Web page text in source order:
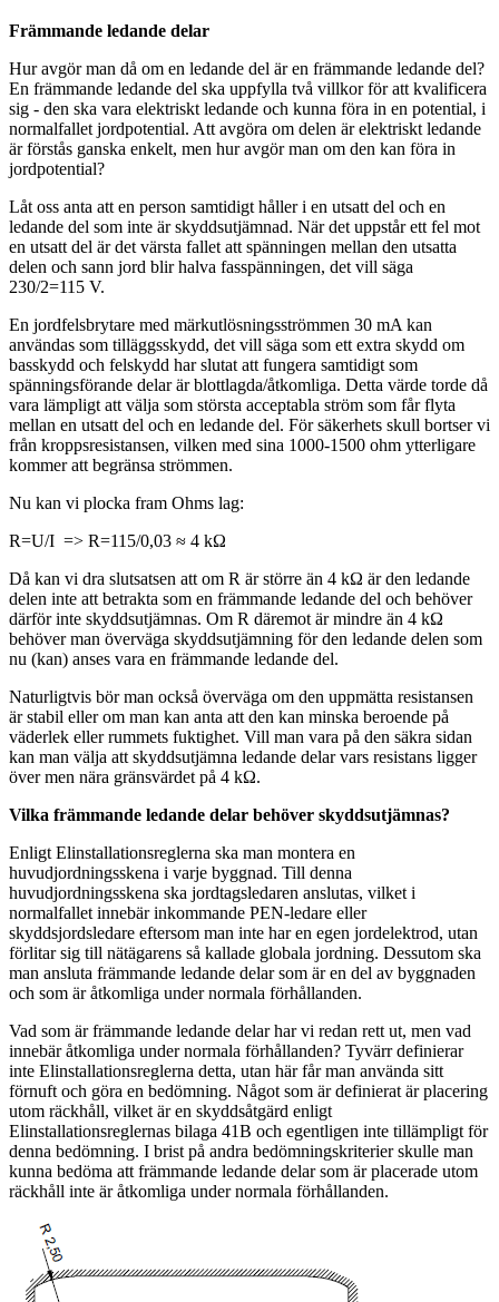
Främmande ledande delar
Hur avgör man då om en ledande del är en främmande ledande del?
En främmande ledande del ska uppfylla två villkor för att kvalificera
sig - den ska vara elektriskt ledande och kunna föra in en potential, i
normalfallet jordpotential. Att avgöra om delen är elektriskt ledande
är förstås ganska enkelt, men hur avgör man om den kan föra in
jordpotential?
Låt oss anta att en person samtidigt håller i en utsatt del och en
ledande del som inte är skyddsutjämnad. När det uppstår ett fel mot
en utsatt del är det värsta fallet att spänningen mellan den utsatta
delen och sann jord blir halva fasspänningen, det vill säga
230/2=115 V.
En jordfelsbrytare med märkutlösningsströmmen 30 mA kan
användas som tilläggsskydd, det vill säga som ett extra skydd om
basskydd och felskydd har slutat att fungera samtidigt som
spänningsförande delar är blottlagda/åtkomliga. Detta värde torde då
vara lämpligt att välja som största acceptabla ström som får flyta
mellan en utsatt del och en ledande del. För säkerhets skull bortser vi
från kroppsresistansen, vilken med sina 1000-1500 ohm ytterligare
kommer att begränsa strömmen.
Nu kan vi plocka fram Ohms lag:
R=U/I => R=115/0,03 ≈ 4 kΩ
Då kan vi dra slutsatsen att om R är större än 4 kΩ är den ledande
delen inte att betrakta som en främmande ledande del och behöver
därför inte skyddsutjämnas. Om R däremot är mindre än 4 kΩ
behöver man överväga skyddsutjämning för den ledande delen som
nu (kan) anses vara en främmande ledande del.
Naturligtvis bör man också överväga om den uppmätta resistansen
är stabil eller om man kan anta att den kan minska beroende på
väderlek eller rummets fuktighet. Vill man vara på den säkra sidan
kan man välja att skyddsutjämna ledande delar vars resistans ligger
över men nära gränsvärdet på 4 kΩ.
Vilka främmande ledande delar behöver skyddsutjämnas?
Enligt Elinstallationsreglerna ska man montera en
huvudjordningsskena i varje byggnad. Till denna
huvudjordningsskena ska jordtagsledaren anslutas, vilket i
normalfallet innebär inkommande PEN-ledare eller
skyddsjordsledare eftersom man inte har en egen jordelektrod, utan
förlitar sig till nätägarens så kallade globala jordning. Dessutom ska
man ansluta främmande ledande delar som är en del av byggnaden
och som är åtkomliga under normala förhållanden.
Vad som är främmande ledande delar har vi redan rett ut, men vad
innebär åtkomliga under normala förhållanden? Tyvärr definierar
inte Elinstallationsreglerna detta, utan här får man använda sitt
förnuft och göra en bedömning. Något som är definierat är placering
utom räckhåll, vilket är en skyddsåtgärd enligt
Elinstallationsreglernas bilaga 41B och egentligen inte tillämpligt för
denna bedömning. I brist på andra bedömningskriterier skulle man
kunna bedöma att främmande ledande delar som är placerade utom
räckhåll inte är åtkomliga under normala förhållanden.